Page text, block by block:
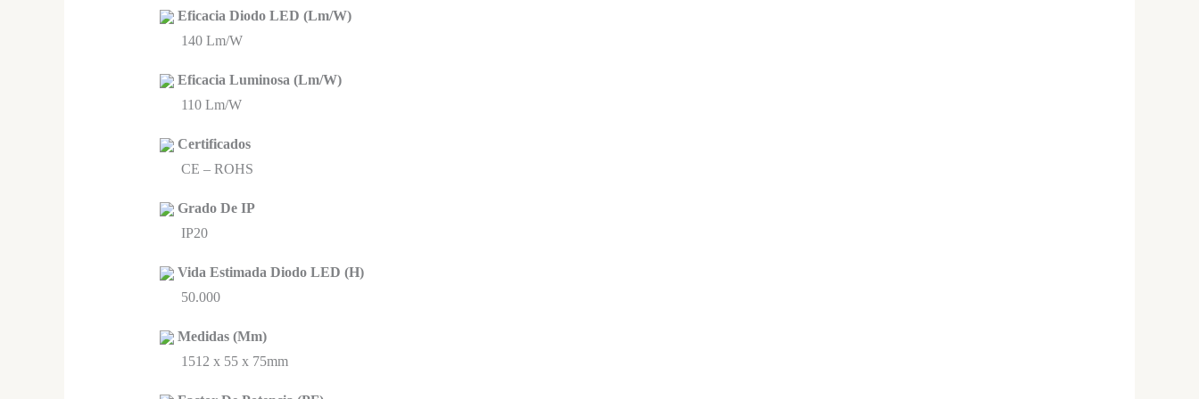
Eficacia Diodo LED (Lm/W)
140 Lm/W
Eficacia Luminosa (Lm/W)
110 Lm/W
Certificados
CE – ROHS
Grado De IP
IP20
Vida Estimada Diodo LED (H)
50.000
Medidas (Mm)
1512 x 55 x 75mm